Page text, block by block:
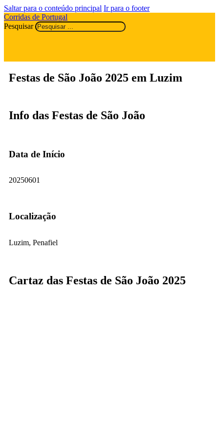
Saltar para o conteúdo principal Ir para o footer
Corridas de Portugal
Pesquisar
Festas de São João 2025 em Luzim
Info das Festas de São João
Data de Início
20250601
Localização
Luzim, Penafiel
Cartaz das Festas de São João 2025